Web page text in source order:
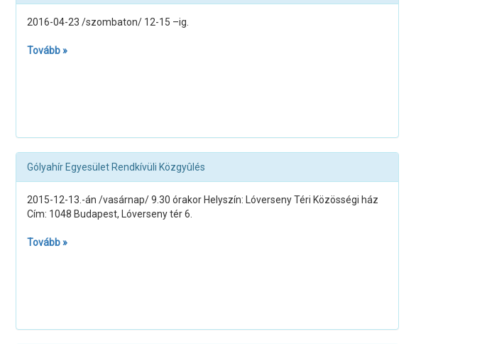
2016-04-23 /szombaton/ 12-15 –ig.
Tovább »
Gólyahír Egyesület Rendkívüli Közgyûlés
2015-12-13.-án /vasárnap/ 9.30 órakor Helyszín: Lóverseny Téri Közösségi ház
Cím: 1048 Budapest, Lóverseny tér 6.
Tovább »